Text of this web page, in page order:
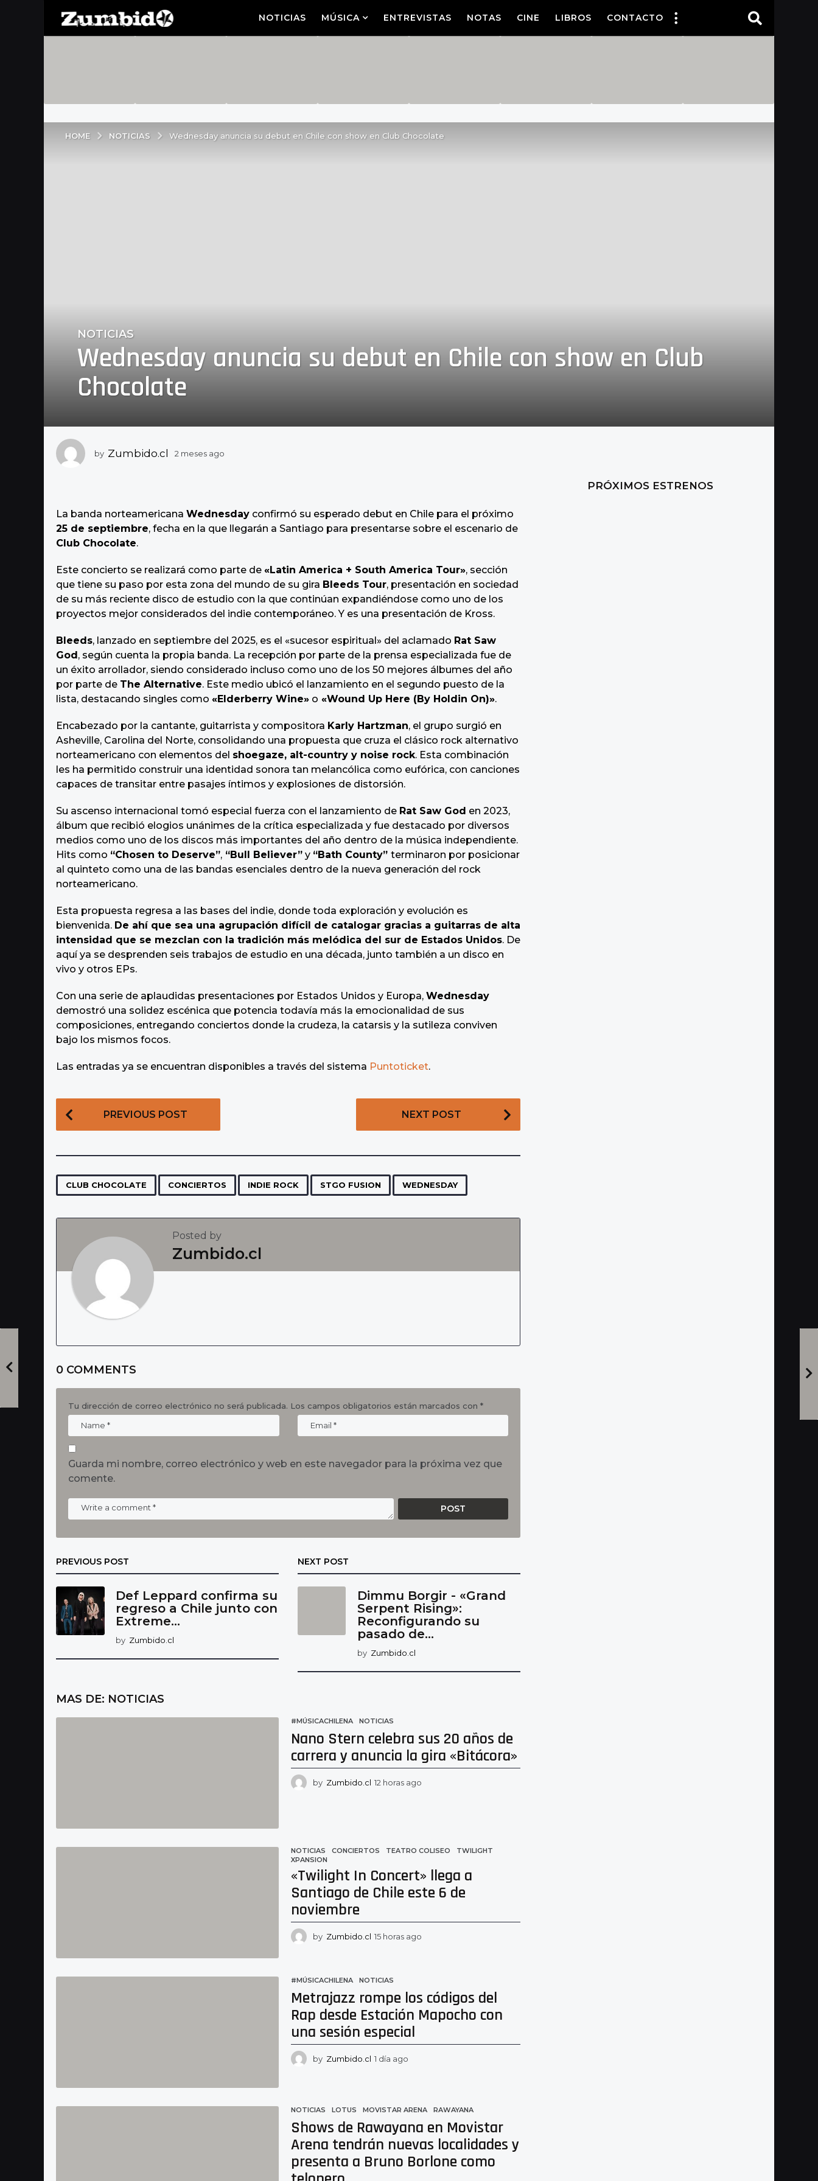
NOTICIAS MÚSICA ENTREVISTAS NOTAS CINE LIBROS CONTACTO
HOME NOTICIAS Wednesday anuncia su debut en Chile con show en Club Chocolate
2
m
e
s
e
2
s
e
s
g
o
NOTICIAS
Wednesday anuncia su debut en Chile con show en Club
Chocolate
by Zumbido.cl 2 meses ago
s
g
La banda norteamericana Wednesday confirmó su esperado debut en Chile para el próximo
25 de septiembre, fecha en la que llegarán a Santiago para presentarse sobre el escenario de
Club Chocolate.
Este concierto se realizará como parte de «Latin America + South America Tour», sección
que tiene su paso por esta zona del mundo de su gira Bleeds Tour, presentación en sociedad
de su más reciente disco de estudio con la que continúan expandiéndose como uno de los
proyectos mejor considerados del indie contemporáneo. Y es una presentación de Kross.
Bleeds, lanzado en septiembre del 2025, es el «sucesor espiritual» del aclamado Rat Saw
God, según cuenta la propia banda. La recepción por parte de la prensa especializada fue de
un éxito arrollador, siendo considerado incluso como uno de los 50 mejores álbumes del año
por parte de The Alternative. Este medio ubicó el lanzamiento en el segundo puesto de la
lista, destacando singles como «Elderberry Wine» o «Wound Up Here (By Holdin On)».
Encabezado por la cantante, guitarrista y compositora Karly Hartzman, el grupo surgió en
Asheville, Carolina del Norte, consolidando una propuesta que cruza el clásico rock alternativo
norteamericano con elementos del shoegaze, alt-country y noise rock. Esta combinación
les ha permitido construir una identidad sonora tan melancólica como eufórica, con canciones
capaces de transitar entre pasajes íntimos y explosiones de distorsión.
Su ascenso internacional tomó especial fuerza con el lanzamiento de Rat Saw God en 2023,
álbum que recibió elogios unánimes de la crítica especializada y fue destacado por diversos
medios como uno de los discos más importantes del año dentro de la música independiente.
Hits como “Chosen to Deserve”, “Bull Believer” y “Bath County” terminaron por posicionar
al quinteto como una de las bandas esenciales dentro de la nueva generación del rock
norteamericano.
Esta propuesta regresa a las bases del indie, donde toda exploración y evolución es
bienvenida. De ahí que sea una agrupación difícil de catalogar gracias a guitarras de alta
intensidad que se mezclan con la tradición más melódica del sur de Estados Unidos. De
aquí ya se desprenden seis trabajos de estudio en una década, junto también a un disco en
vivo y otros EPs.
Con una serie de aplaudidas presentaciones por Estados Unidos y Europa, Wednesday
demostró una solidez escénica que potencia todavía más la emocionalidad de sus
composiciones, entregando conciertos donde la crudeza, la catarsis y la sutileza conviven
bajo los mismos focos.
Las entradas ya se encuentran disponibles a través del sistema Puntoticket.
P
o
P
g
o
n
PREVIOUS POST NEXT POST
CLUB CHOCOLATE CONCIERTOS INDIE ROCK STGO FUSION WEDNESDAY
Posted by
Zumbido.cl
0 COMMENTS
Tu dirección de correo electrónico no será publicada. Los campos obligatorios están marcados con *
Guarda mi nombre, correo electrónico y web en este navegador para la próxima vez que
comente.
PREVIOUS POST
Def Leppard confirma su
regreso a Chile junto con
Extreme...
by Zumbido.cl
NEXT POST
Dimmu Borgir - «Grand
Serpent Rising»:
Reconfigurando su
pasado de...
by Zumbido.cl
MAS DE: NOTICIAS
#MÚSICACHILENA ,NOTICIAS
Nano Stern celebra sus 20 años de
carrera y anuncia la gira «Bitácora»
by Zumbido.cl 12 horas ago
a
o
NOTICIAS CONCIERTOS ,TEATRO COLISEO ,TWILIGHT
XPANSION
«Twilight In Concert» llega a
Santiago de Chile este 6 de
noviembre
by Zumbido.cl 15 horas ago
a
a
#MÚSICACHILENA ,NOTICIAS
Metrajazz rompe los códigos del
Rap desde Estación Mapocho con
una sesión especial
by Zumbido.cl 1 día ago
a
o
NOTICIAS LOTUS ,MOVISTAR ARENA ,RAWAYANA
Shows de Rawayana en Movistar
Arena tendrán nuevas localidades y
presenta a Bruno Borlone como
PRÓXIMOS ESTRENOS